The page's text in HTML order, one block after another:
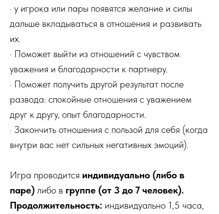
· у игрока или пары появятся желание и силы
дальше вкладываться в отношения и развивать
их.
· Поможет выйти из отношений с чувством
уважения и благодарности к партнеру.
· Поможет получить другой результат после
развода: спокойные отношения с уважением
друг к другу, опыт благодарности.
· Закончить отношения с пользой для себя (когда
внутри вас нет сильных негативных эмоций).
Игра проводится индивидуально (либо в
паре) либо в группе (от 3 до 7 человек).
Продолжительность: индивидуально 1,5 часа,